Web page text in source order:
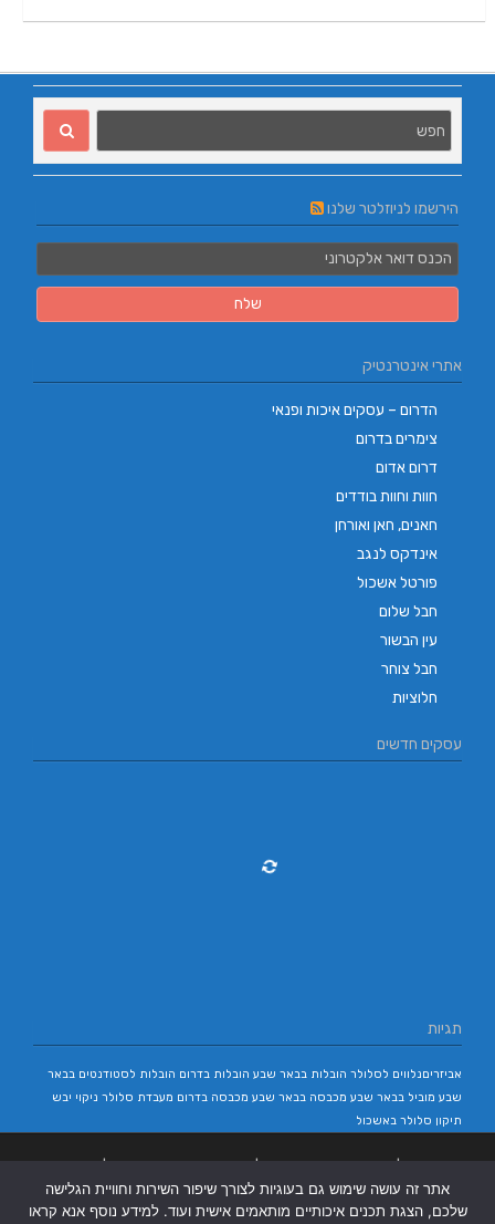
הירשמו לניוזלטר שלנו
אתרי אינטרנטיק
הדרום – עסקים איכות ופנאי
צימרים בדרום
דרום אדום
חוות וחוות בודדים
חאנים, חאן ואורחן
אינדקס לנגב
פורטל אשכול
חבל שלום
עין הבשור
חבל צוחר
חלוציות
עסקים חדשים
תגיות
אביזריםנלווים לסלולר הובלות בבאר שבע הובלות בדרום הובלות לסטודנטים בבאר
שבע מוביל בבאר שבע מכבסה בבאר שבע מכבסה בדרום מעבדת סלולר ניקוי יבש
תיקון סלולר באשכול
בבאר שבע |
אתר זה עושה שימוש גם בעוגיות לצורך שיפור השירות וחוויית הגלישה
שלכם, הצגת תכנים איכותיים מותאמים אישית ועוד. למידע נוסף אנא קראו